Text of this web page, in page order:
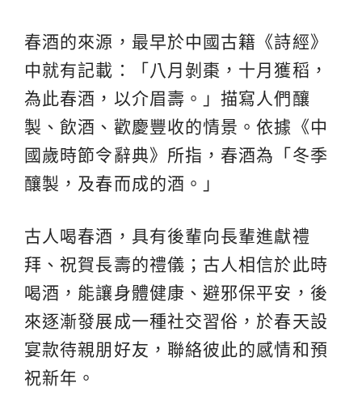
春酒的來源，最早於中國古籍《詩經》
中就有記載：「八月剝棗，十月獲稻，
為此春酒，以介眉壽。」描寫人們釀
製、飲酒、歡慶豐收的情景。依據《中
國歲時節令辭典》所指，春酒為「冬季
釀製，及春而成的酒。」
古人喝春酒，具有後輩向長輩進獻禮
拜、祝賀長壽的禮儀；古人相信於此時
喝酒，能讓身體健康、避邪保平安，後
來逐漸發展成一種社交習俗，於春天設
宴款待親朋好友，聯絡彼此的感情和預
祝新年。